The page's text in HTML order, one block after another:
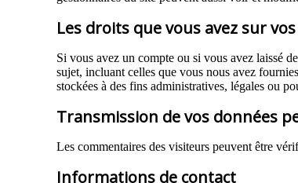
Les droits que vous avez sur
Si vous avez un compte ou si vous avez laissé
sujet, incluant celles que vous nous avez
stockées à des fins administratives, légales ou
Transmission de vos données
Les commentaires des visiteurs peuvent être
Informations de contact